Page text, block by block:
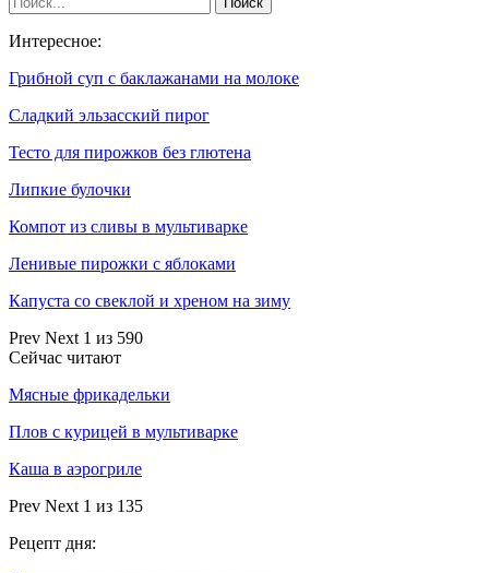
Интересное:
Грибной суп с баклажанами на молоке
Сладкий эльзасский пирог
Тесто для пирожков без глютена
Липкие булочки
Компот из сливы в мультиварке
Ленивые пирожки с яблоками
Капуста со свеклой и хреном на зиму
Prev Next 1 из 590
Сейчас читают
Мясные фрикадельки
Плов с курицей в мультиварке
Каша в аэрогриле
Prev Next 1 из 135
Рецепт дня: